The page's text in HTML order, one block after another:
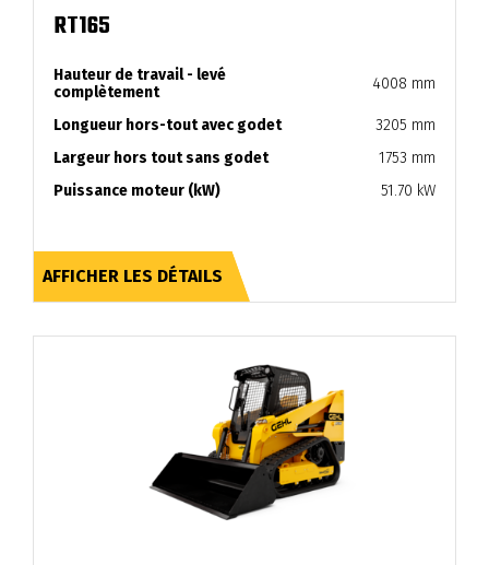
RT165
Hauteur de travail - levé
complètement
4008 mm
Longueur hors-tout avec godet
3205 mm
Largeur hors tout sans godet
1753 mm
Puissance moteur (kW)
51.70 kW
AFFICHER LES DÉTAILS